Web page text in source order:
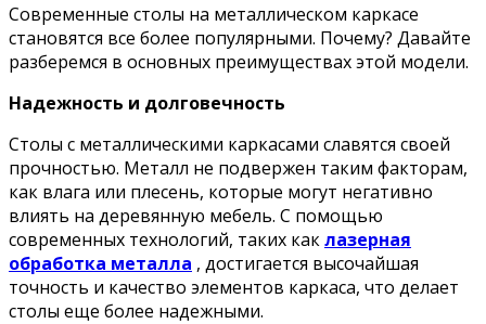
Современные столы на металлическом каркасе
становятся все более популярными. Почему? Давайте
разберемся в основных преимуществах этой модели.
Надежность и долговечность
Столы с металлическими каркасами славятся своей
прочностью. Металл не подвержен таким факторам,
как влага или плесень, которые могут негативно
влиять на деревянную мебель. С помощью
современных технологий, таких каклазерная
обработка металла , достигается высочайшая
точность и качество элементов каркаса, что делает
столы еще более надежными.